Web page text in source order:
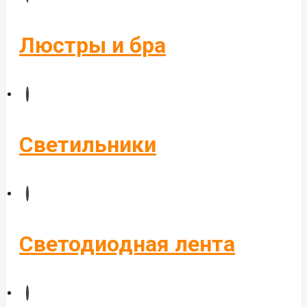
Управление светом
Люстры и бра
Светильники
Светодиодная лента